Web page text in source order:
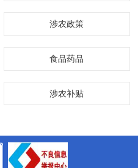
涉农政策
食品药品
涉农补贴